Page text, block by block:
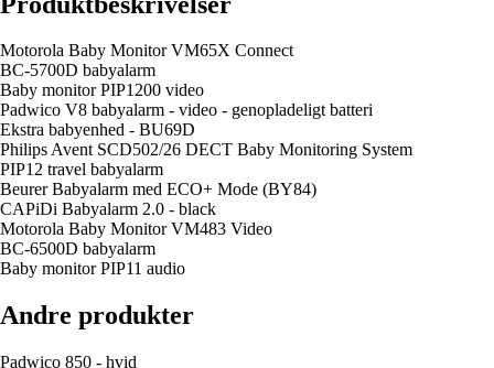
Motorola Baby Monitor VM65X Connect
BC-5700D babyalarm
Baby monitor PIP1200 video
Padwico V8 babyalarm - video - genopladeligt batteri
Ekstra babyenhed - BU69D
Philips Avent SCD502/26 DECT Baby Monitoring System
PIP12 travel babyalarm
Beurer Babyalarm med ECO+ Mode (BY84)
CAPiDi Babyalarm 2.0 - black
Motorola Baby Monitor VM483 Video
BC-6500D babyalarm
Baby monitor PIP11 audio
Andre produkter
Padwico 850 - hvid